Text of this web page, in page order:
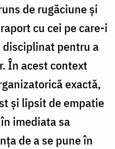
de rugăciune și
cu cei pe care-i
pentru a
În acest context
exactă,
și lipsit de empatie
imediata sa
de a se pune în